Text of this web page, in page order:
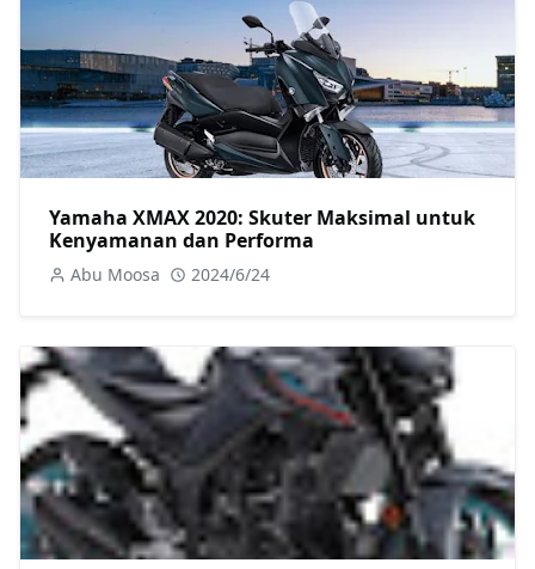
Yamaha XMAX 2020: Skuter Maksimal untuk
Kenyamanan dan Performa
Abu Moosa 2024/6/24